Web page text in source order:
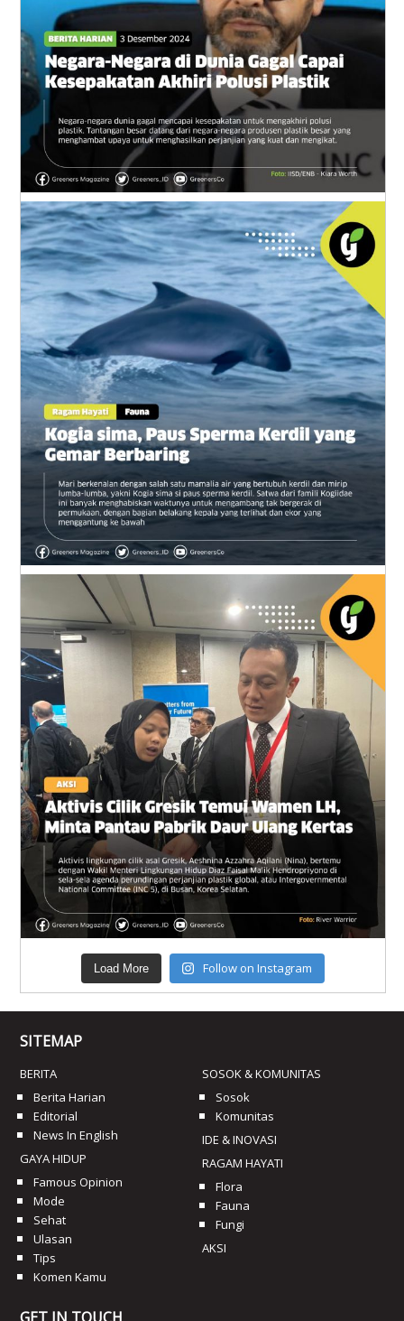
Load More Follow on Instagram
SITEMAP
BERITA
Berita Harian
Editorial
News In English
GAYA HIDUP
Famous Opinion
Mode
Sehat
Ulasan
Tips
Komen Kamu
SOSOK & KOMUNITAS
Sosok
Komunitas
IDE & INOVASI
RAGAM HAYATI
Flora
Fauna
Fungi
AKSI